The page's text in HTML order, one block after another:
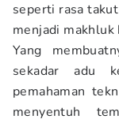
seperti rasa
menjadi makhluk
Yang
sekadar adu
pemahaman
menyentuh